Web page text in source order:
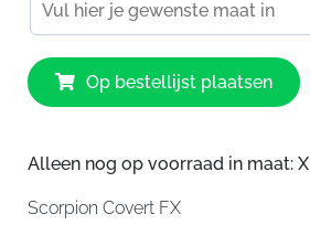
Scorpion
Covert
FX
Mat
White
Op bestellijst plaatsen
Alleen nog op voorraad in maat:
Scorpion Covert FX